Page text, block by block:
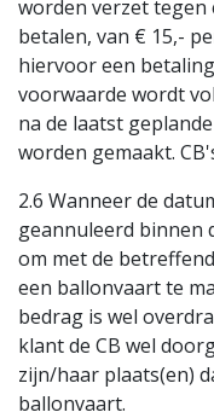
worden verzet tegen
betalen, van € 15,-
hiervoor een
voorwaarde wordt
na de laatst
worden gemaakt.
2.6 Wanneer de
geannuleerd binnen
om met de
een ballonvaart te
bedrag is wel
klant de CB wel
zijn/haar plaats(en)
ballonvaart.